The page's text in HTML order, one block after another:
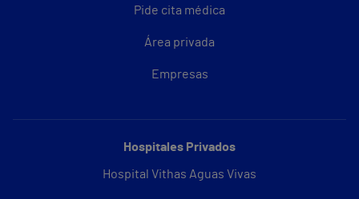
Pide cita médica
Área privada
Empresas
Hospitales Privados
Hospital Vithas Aguas Vivas